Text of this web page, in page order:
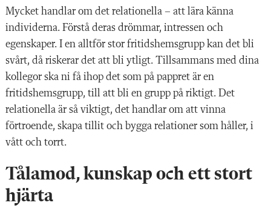
Mycket handlar om det relationella – att lära känna
individerna. Förstå deras drömmar, intressen och
egenskaper. I en alltför stor fritidshemsgrupp kan det bli
svårt, då riskerar det att bli ytligt. Tillsammans med dina
kollegor ska ni få ihop det som på pappret är en
fritidshemsgrupp, till att bli en grupp på riktigt. Det
relationella är så viktigt, det handlar om att vinna
förtroende, skapa tillit och bygga relationer som håller, i
vått och torrt.
Tålamod, kunskap och ett stort
hjärta